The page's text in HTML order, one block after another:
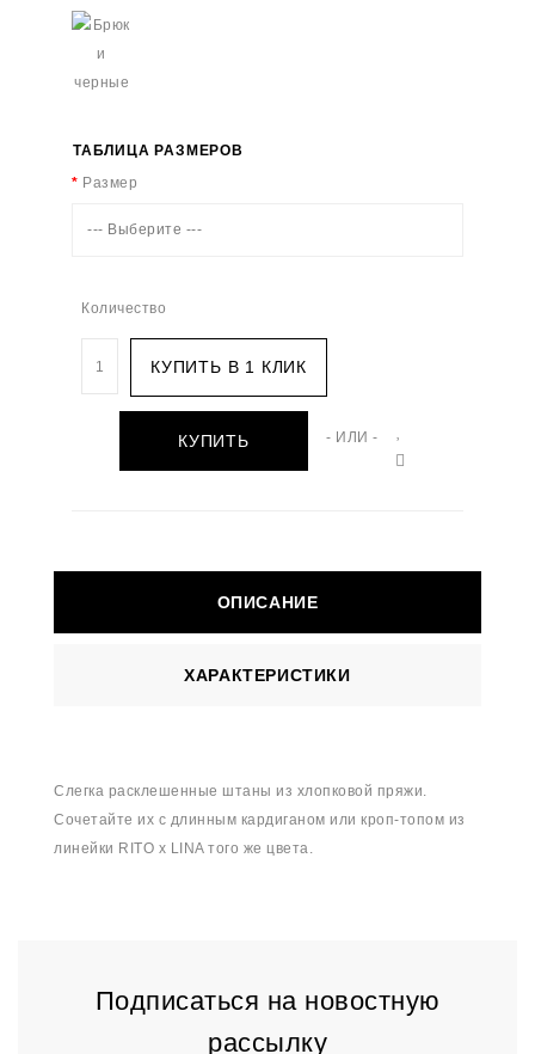
ТАБЛИЦА РАЗМЕРОВ
Размер
--- Выберите ---
Количество
КУПИТЬ В 1 КЛИК
КУПИТЬ - ИЛИ -
ОПИСАНИЕ
ХАРАКТЕРИСТИКИ
Слегка расклешенные штаны из хлопковой пряжи.
Сочетайте их с длинным кардиганом или кроп-топом из
линейки RITO x LINA того же цвета.
Подписаться на новостную
рассылку